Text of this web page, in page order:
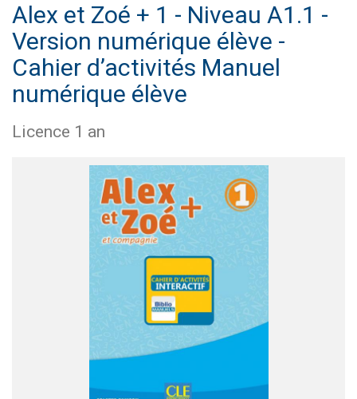
Alex et Zoé + 1 - Niveau A1.1 -
Version numérique élève -
Cahier d’activités Manuel
numérique élève
Licence 1 an